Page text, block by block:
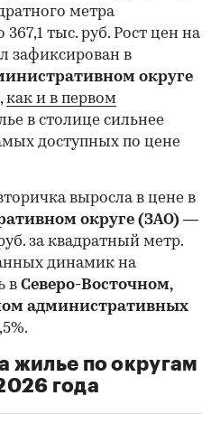
метра
367,1 тыс. руб. Рост цен на
зафиксирован в
округе
как и в первом
в столице сильнее
доступных по цене
выросла в цене в
округе (ЗАО) —
за квадратный метр.
динамик на
в Северо-Восточном,
административных
жилье по округам
года